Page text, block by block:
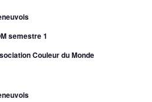
semestre 1
Couleur du Monde